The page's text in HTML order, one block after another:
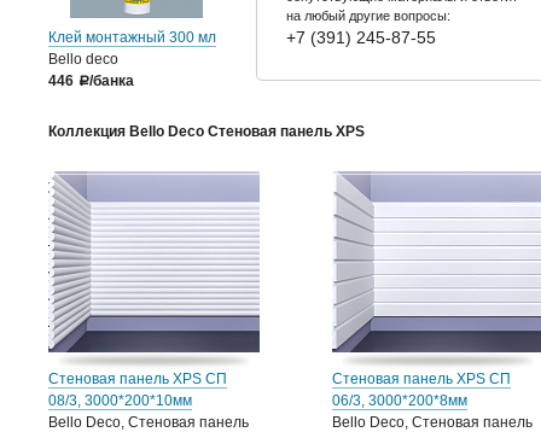
Клей монтажный 300 мл
Bello deco
446
a/банка
на любый другие вопросы:
+7 (391) 245-87-55
Коллекция Bello Deco Стеновая панель XPS
Стеновая панель XPS СП
08/3, 3000*200*10мм
Bello Deco, Стеновая панель
Стеновая панель XPS СП
06/3, 3000*200*8мм
Bello Deco, Стеновая панель